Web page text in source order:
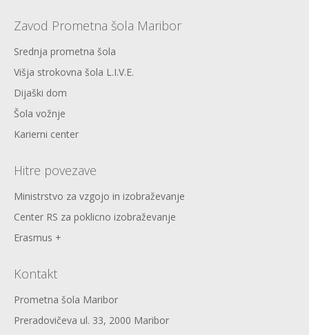
Zavod Prometna šola Maribor
Srednja prometna šola
Višja strokovna šola L.I.V.E.
Dijaški dom
Šola vožnje
Karierni center
Hitre povezave
Ministrstvo za vzgojo in izobraževanje
Center RS za poklicno izobraževanje
Erasmus +
Kontakt
Prometna šola Maribor
Preradovičeva ul. 33, 2000 Maribor